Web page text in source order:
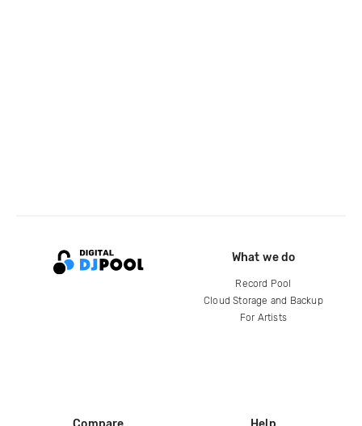
What we do
Record Pool
Cloud Storage and Backup
For Artists